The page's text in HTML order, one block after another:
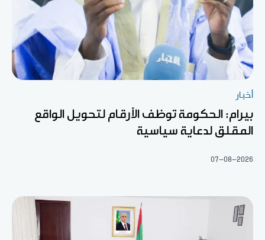
أخبار
بيرام: الحكومة توظف الأرقام لتحويل الواقع
المقلق لدعاية سياسية
07-08-2026